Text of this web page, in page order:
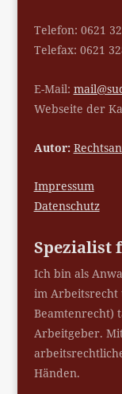
Telefon: 0621
Telefax: 0621
E-Mail:
Webseite der
Autor:
Impressum
Datenschutz
Spezialist
Ich bin als
im Arbeitsrecht
Beamtenrecht)
Arbeitgeber.
Händen.